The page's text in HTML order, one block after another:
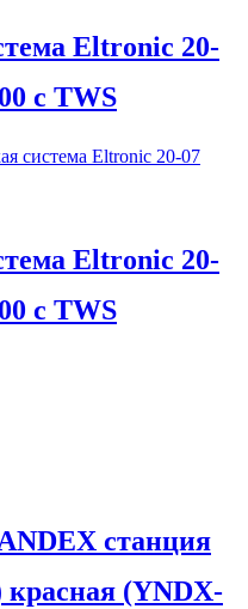
Eltronic 20-
с TWS
Eltronic 20-
с TWS
станция
(YNDX-